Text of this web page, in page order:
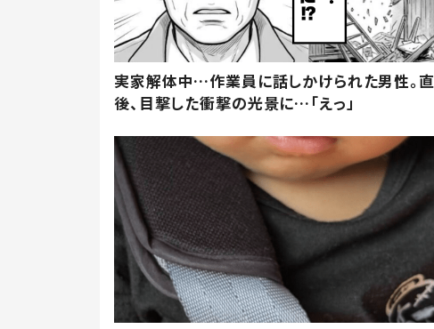
実家解体中…作業員に話しかけられた男性。直
後、目撃した衝撃の光景に…「えっ」